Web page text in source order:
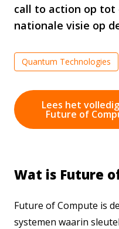
call to action op tot
nationale visie op
Quantum Technologies
Semiconductor
Digitalisering & Smart
NETWORKING EVENT
KIA Sleuteltechnologieën
Lees het
Future of
Wat is Future
Future of Compute is
systemen waarin